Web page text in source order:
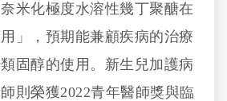
米化極度水溶性幾丁聚醣在
」，預期能兼顧疾病的治療
固醇的使用。新生兒加護病
則榮獲2022青年醫師獎與臨